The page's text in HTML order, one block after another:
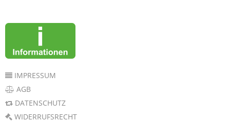
IMPRESSUM
AGB
DATENSCHUTZ
WIDERRUFSRECHT